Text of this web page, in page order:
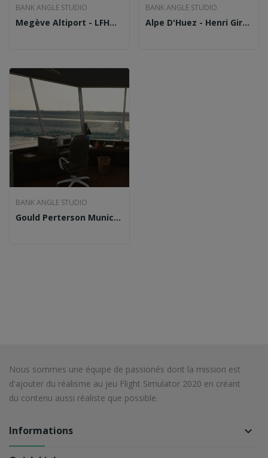
BANK ANGLE STUDIO
Megève Altiport - LFHM (MSFS2020)
BANK ANGLE STUDIO
Alpe D'Huez - Henri Giraud Altiport - LFHU...
BANK ANGLE STUDIO
Gould Perterson Municipal Airport - K57...
Nous sommes une équipe de passionés dont la mission est
d'ajouter du réalisme au jeu Flight Simulator 2020 en créant
du contenu aussi réaliste que possible.
Informations keyboard_arrow_down